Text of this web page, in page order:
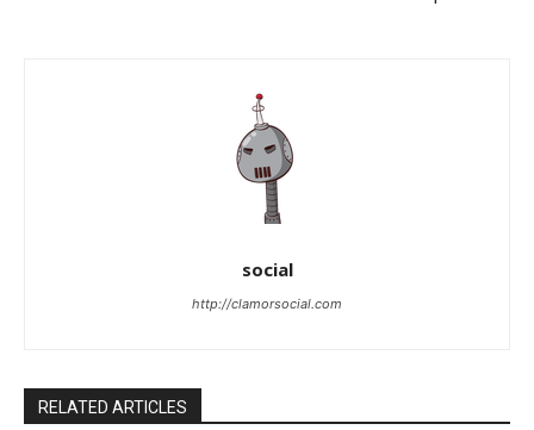
social
http://clamorsocial.com
RELATED ARTICLES